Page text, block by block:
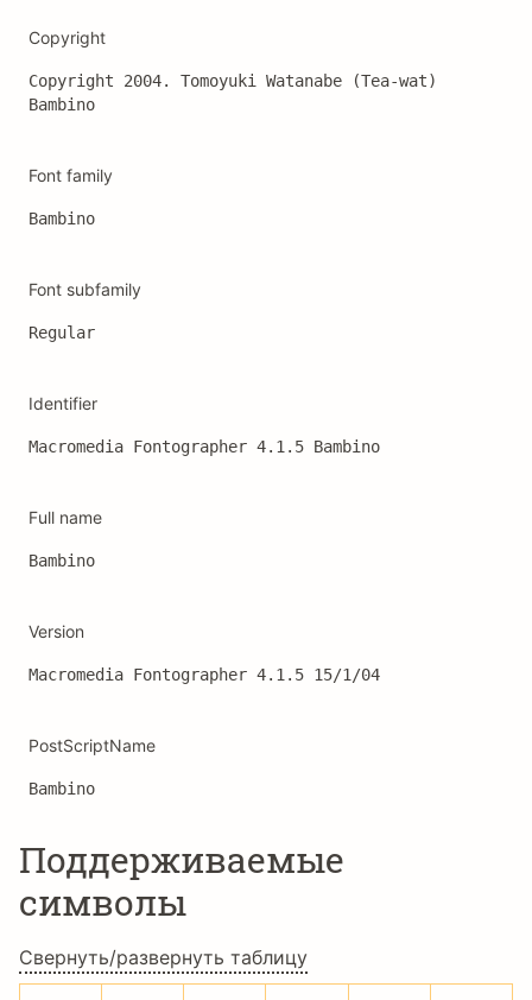
Copyright
Copyright 2004. Tomoyuki Watanabe (Tea‐wat)
Bambino
Font family
Bambino
Font subfamily
Regular
Identifier
Macromedia Fontographer 4.1.5 Bambino
Full name
Bambino
Version
Macromedia Fontographer 4.1.5 15/1/04
PostScriptName
Bambino
Поддерживаемые
символы
Свернуть/развернуть таблицу